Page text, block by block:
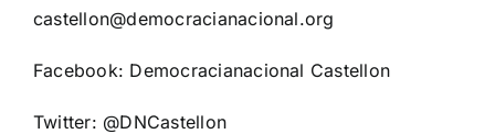
castellon@democracianacional.org
Facebook: Democracianacional Castellon
Twitter: @DNCastellon